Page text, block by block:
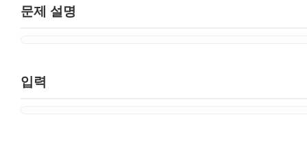
문제 설명
입력